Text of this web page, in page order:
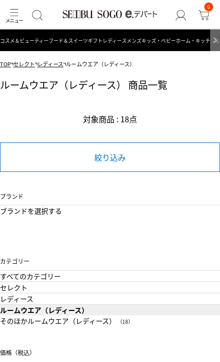
0
コスメ＆ビューティーフード＆スイーツギフト レディース メンズキッズ・ベビーホーム・キッチン
TOP セレクト レディース ルームウエア（レディース）
ルームウエア（レディース） 商品一覧
対象商品 : 18点
絞り込み
ブランド
ブランドを選択する
カテゴリー
すべてのカテゴリー
セレクト
レディース
ルームウエア（レディース）
そのほかルームウエア（レディース）
（18）
価格（税込）